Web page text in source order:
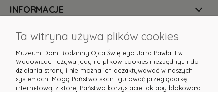
INFORMACJE
O NAS
Ta witryna używa plików cookies
Muzeum Dom Rodzinny Ojca Świętego Jana Pawła II w
Wadowicach używa jedynie plików cookies niezbędnych do
działania strony i nie można ich dezaktywować w naszych
systemach. Mogą Państwo skonfigurować przeglądarkę
internetową, z której Państwo korzystacie tak aby blokowała